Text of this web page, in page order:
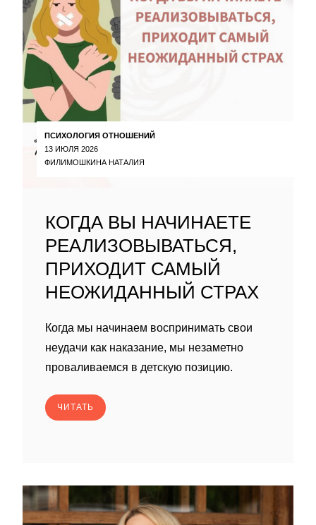
ПСИХОЛОГИЯ ОТНОШЕНИЙ
13 ИЮЛЯ 2026
ФИЛИМОШКИНА НАТАЛИЯ
КОГДА ВЫ НАЧИНАЕТЕ
РЕАЛИЗОВЫВАТЬСЯ,
ПРИХОДИТ САМЫЙ
НЕОЖИДАННЫЙ СТРАХ
Когда мы начинаем воспринимать свои
неудачи как наказание, мы незаметно
проваливаемся в детскую позицию.
ЧИТАТЬ